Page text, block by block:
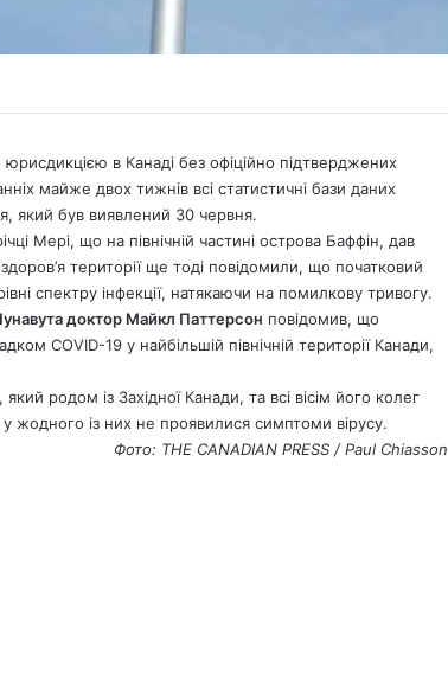
в Канаді без офіційно підтверджених
майже двох тижнів всі статистичні бази даних
який був виявлений 30 червня.
Мері, що на північній частині острова Баффін, дав
території ще тоді повідомили, що початковий
спектру інфекції, натякаючи на помилкову тривогу.
доктор Майкл Паттерсон повідомив, що
COVID-19 у найбільшій північній території Канади,
родом із Західної Канади, та всі вісім його колег
у жодного із них не проявилися симптоми вірусу.
Фото: THE CANADIAN PRESS / Paul Chiasson